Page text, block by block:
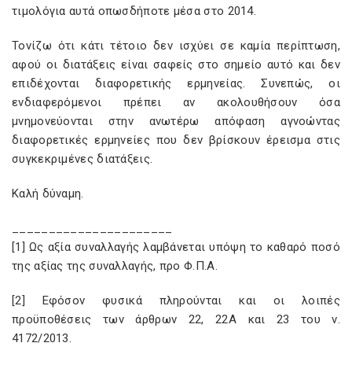
τιμολόγια αυτά οπωσδήποτε μέσα στο 2014.
Τονίζω ότι κάτι τέτοιο δεν ισχύει σε καμία περίπτωση,
αφού οι διατάξεις είναι σαφείς στο σημείο αυτό και δεν
επιδέχονται διαφορετικής ερμηνείας. Συνεπώς, οι
ενδιαφερόμενοι πρέπει αν ακολουθήσουν όσα
μνημονεύονται στην ανωτέρω απόφαση αγνοώντας
διαφορετικές ερμηνείες που δεν βρίσκουν έρεισμα στις
συγκεκριμένες διατάξεις.
Καλή δύναμη.
[1] Ως αξία συναλλαγής λαμβάνεται υπόψη το καθαρό ποσό
της αξίας της συναλλαγής, προ Φ.Π.Α.
[2] Εφόσον φυσικά πληρούνται και οι λοιπές
προϋποθέσεις των άρθρων 22, 22Α και 23 του ν.
4172/2013.